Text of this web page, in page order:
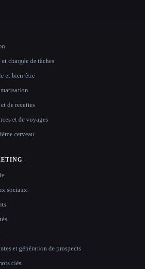
chargée de tâches
et bien-être
de recettes
et de voyages
cerveau
sociaux
et génération de prospects
clés